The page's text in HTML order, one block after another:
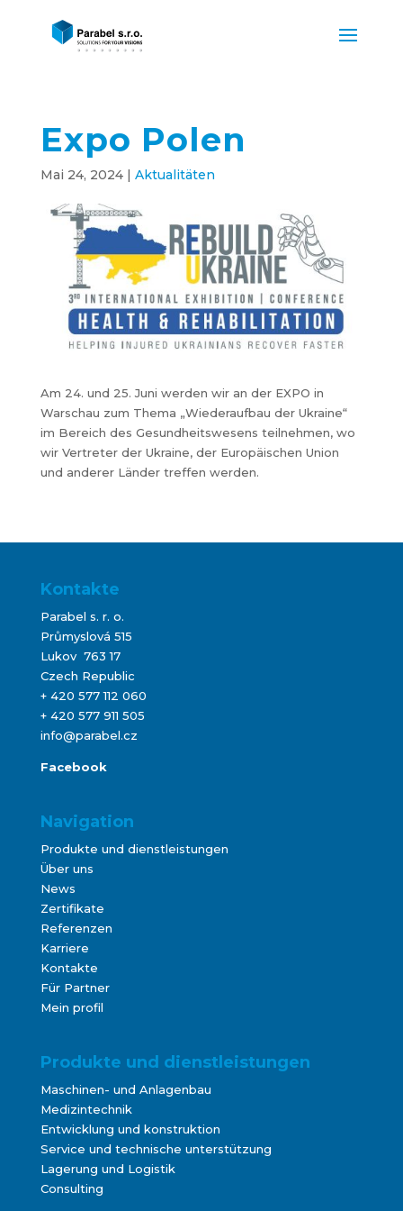
Expo Polen
Mai 24, 2024| Aktualitäten
Am 24. und 25. Juni werden wir an der EXPO in
Warschau zum Thema „Wiederaufbau der Ukraine“
im Bereich des Gesundheitswesens teilnehmen, wo
wir Vertreter der Ukraine, der Europäischen Union
und anderer Länder treffen werden.
Kontakte
Parabel s. r. o.
Průmyslová 515
Lukov 763 17
Czech Republic
+ 420 577 112 060
+ 420 577 911 505
info@parabel.cz
Facebook
Navigation
Produkte und dienstleistungen
Über uns
News
Zertifikate
Referenzen
Karriere
Kontakte
Für Partner
Mein profil
Produkte und dienstleistungen
Maschinen- und Anlagenbau
Medizintechnik
Entwicklung und konstruktion
Service und technische unterstützung
Lagerung und Logistik
Consulting